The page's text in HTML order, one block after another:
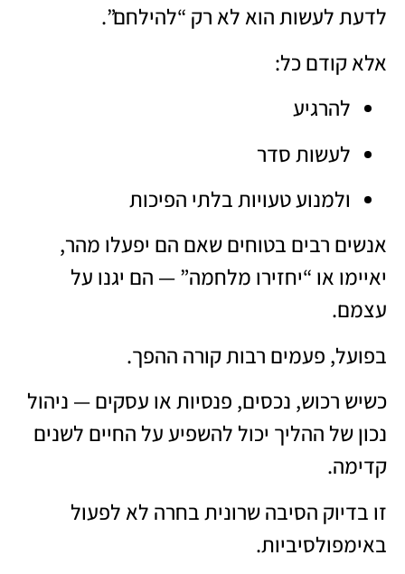
לדעת לעשות הוא לא רק “להילחם”.
אלא קודם כל:
להרגיע
לעשות סדר
ולמנוע טעויות בלתי הפיכות
אנשים רבים בטוחים שאם הם יפעלו מהר,
יאיימו או “יחזירו מלחמה” — הם יגנו על
עצמם.
בפועל, פעמים רבות קורה ההפך.
כשיש רכוש, נכסים, פנסיות או עסקים — ניהול
נכון של ההליך יכול להשפיע על החיים לשנים
קדימה.
זו בדיוק הסיבה שרונית בחרה לא לפעול
באימפולסיביות.